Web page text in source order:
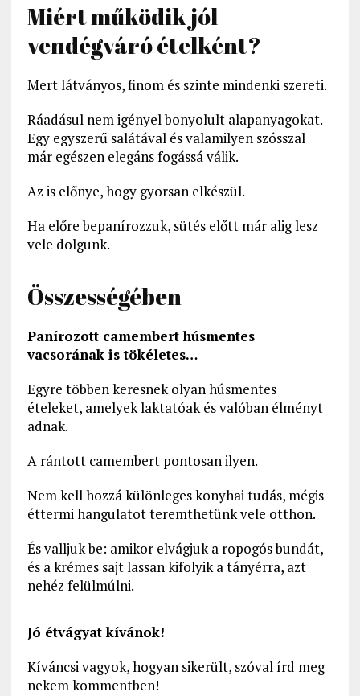
Miért működik jól
vendégváró ételként?
Mert látványos, finom és szinte mindenki szereti.
Ráadásul nem igényel bonyolult alapanyagokat.
Egy egyszerű salátával és valamilyen szósszal
már egészen elegáns fogássá válik.
Az is előnye, hogy gyorsan elkészül.
Ha előre bepanírozzuk, sütés előtt már alig lesz
vele dolgunk.
Összességében
Panírozott camembert húsmentes
vacsorának is tökéletes…
Egyre többen keresnek olyan húsmentes
ételeket, amelyek laktatóak és valóban élményt
adnak.
A rántott camembert pontosan ilyen.
Nem kell hozzá különleges konyhai tudás, mégis
éttermi hangulatot teremthetünk vele otthon.
És valljuk be: amikor elvágjuk a ropogós bundát,
és a krémes sajt lassan kifolyik a tányérra, azt
nehéz felülmúlni.
Jó étvágyat kívánok!
Kíváncsi vagyok, hogyan sikerült, szóval írd meg
nekem kommentben!